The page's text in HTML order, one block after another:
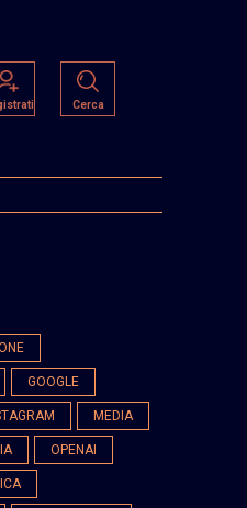
Cerca
GOOGLE
MEDIA
OPENAI